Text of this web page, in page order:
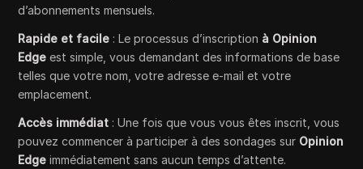
d’abonnements mensuels.
Rapide et facile : Le processus d’inscription à Opinion
Edge est simple, vous demandant des informations de base
telles que votre nom, votre adresse e-mail et votre
emplacement.
Accès immédiat : Une fois que vous vous êtes inscrit, vous
pouvez commencer à participer à des sondages sur Opinion
Edge immédiatement sans aucun temps d’attente.